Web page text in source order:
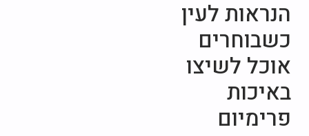
הנראות לעין
כשבוחרים
אוכל לשיצו
באיכות
פרימיום